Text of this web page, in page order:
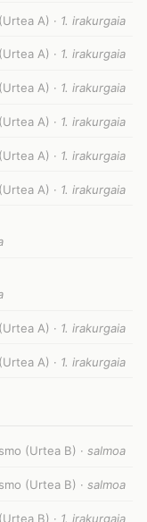
A) · 1. irakurgaia
A) · 1. irakurgaia
A) · 1. irakurgaia
A) · 1. irakurgaia
A) · 1. irakurgaia
A) · 1. irakurgaia
A) · 1. irakurgaia
A) · 1. irakurgaia
(Urtea B) · salmoa
(Urtea B) · salmoa
B) · 1. irakurgaia